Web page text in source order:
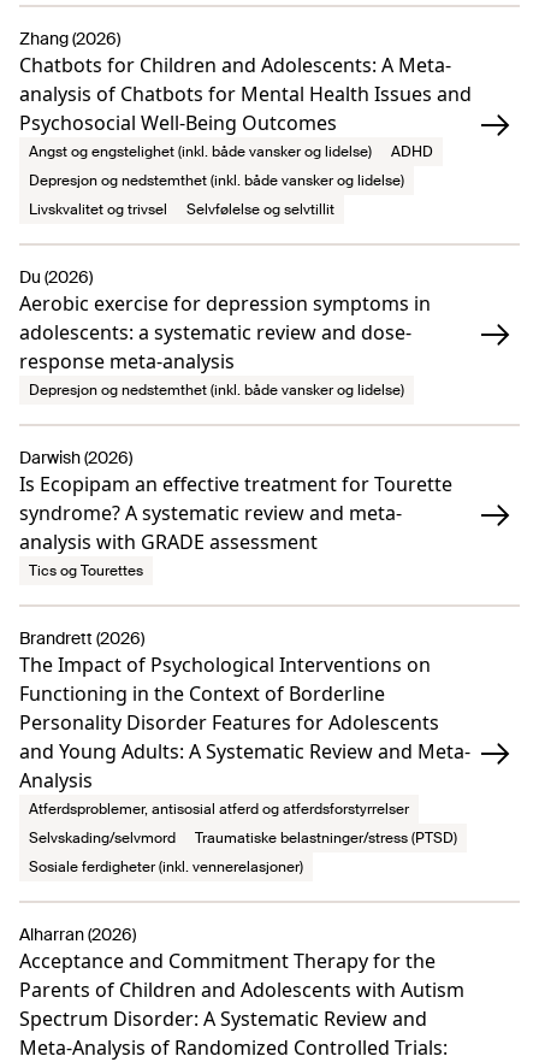
Chatbots for Children and Adolescents: A Meta-
analysis of Chatbots for Mental Health Issues and
Psychosocial Well-Being Outcomes
Zhang (2026)
Angst og engstelighet (inkl. både vansker og lidelse)
ADHD
Depresjon og nedstemthet (inkl. både vansker og lidelse)
Livskvalitet og trivsel
Selvfølelse og selvtillit
Aerobic exercise for depression symptoms in
adolescents: a systematic review and dose-
response meta-analysis
Du (2026)
Depresjon og nedstemthet (inkl. både vansker og lidelse)
Is Ecopipam an effective treatment for Tourette
syndrome? A systematic review and meta-
analysis with GRADE assessment
Darwish (2026)
Tics og Tourettes
The Impact of Psychological Interventions on
Functioning in the Context of Borderline
Personality Disorder Features for Adolescents
and Young Adults: A Systematic Review and Meta-
Analysis
Brandrett (2026)
Atferdsproblemer, antisosial atferd og atferdsforstyrrelser
Selvskading/selvmord
Traumatiske belastninger/stress (PTSD)
Sosiale ferdigheter (inkl. vennerelasjoner)
Acceptance and Commitment Therapy for the
Parents of Children and Adolescents with Autism
Spectrum Disorder: A Systematic Review and
Meta-Analysis of Randomized Controlled Trials:
Alharran (2026)